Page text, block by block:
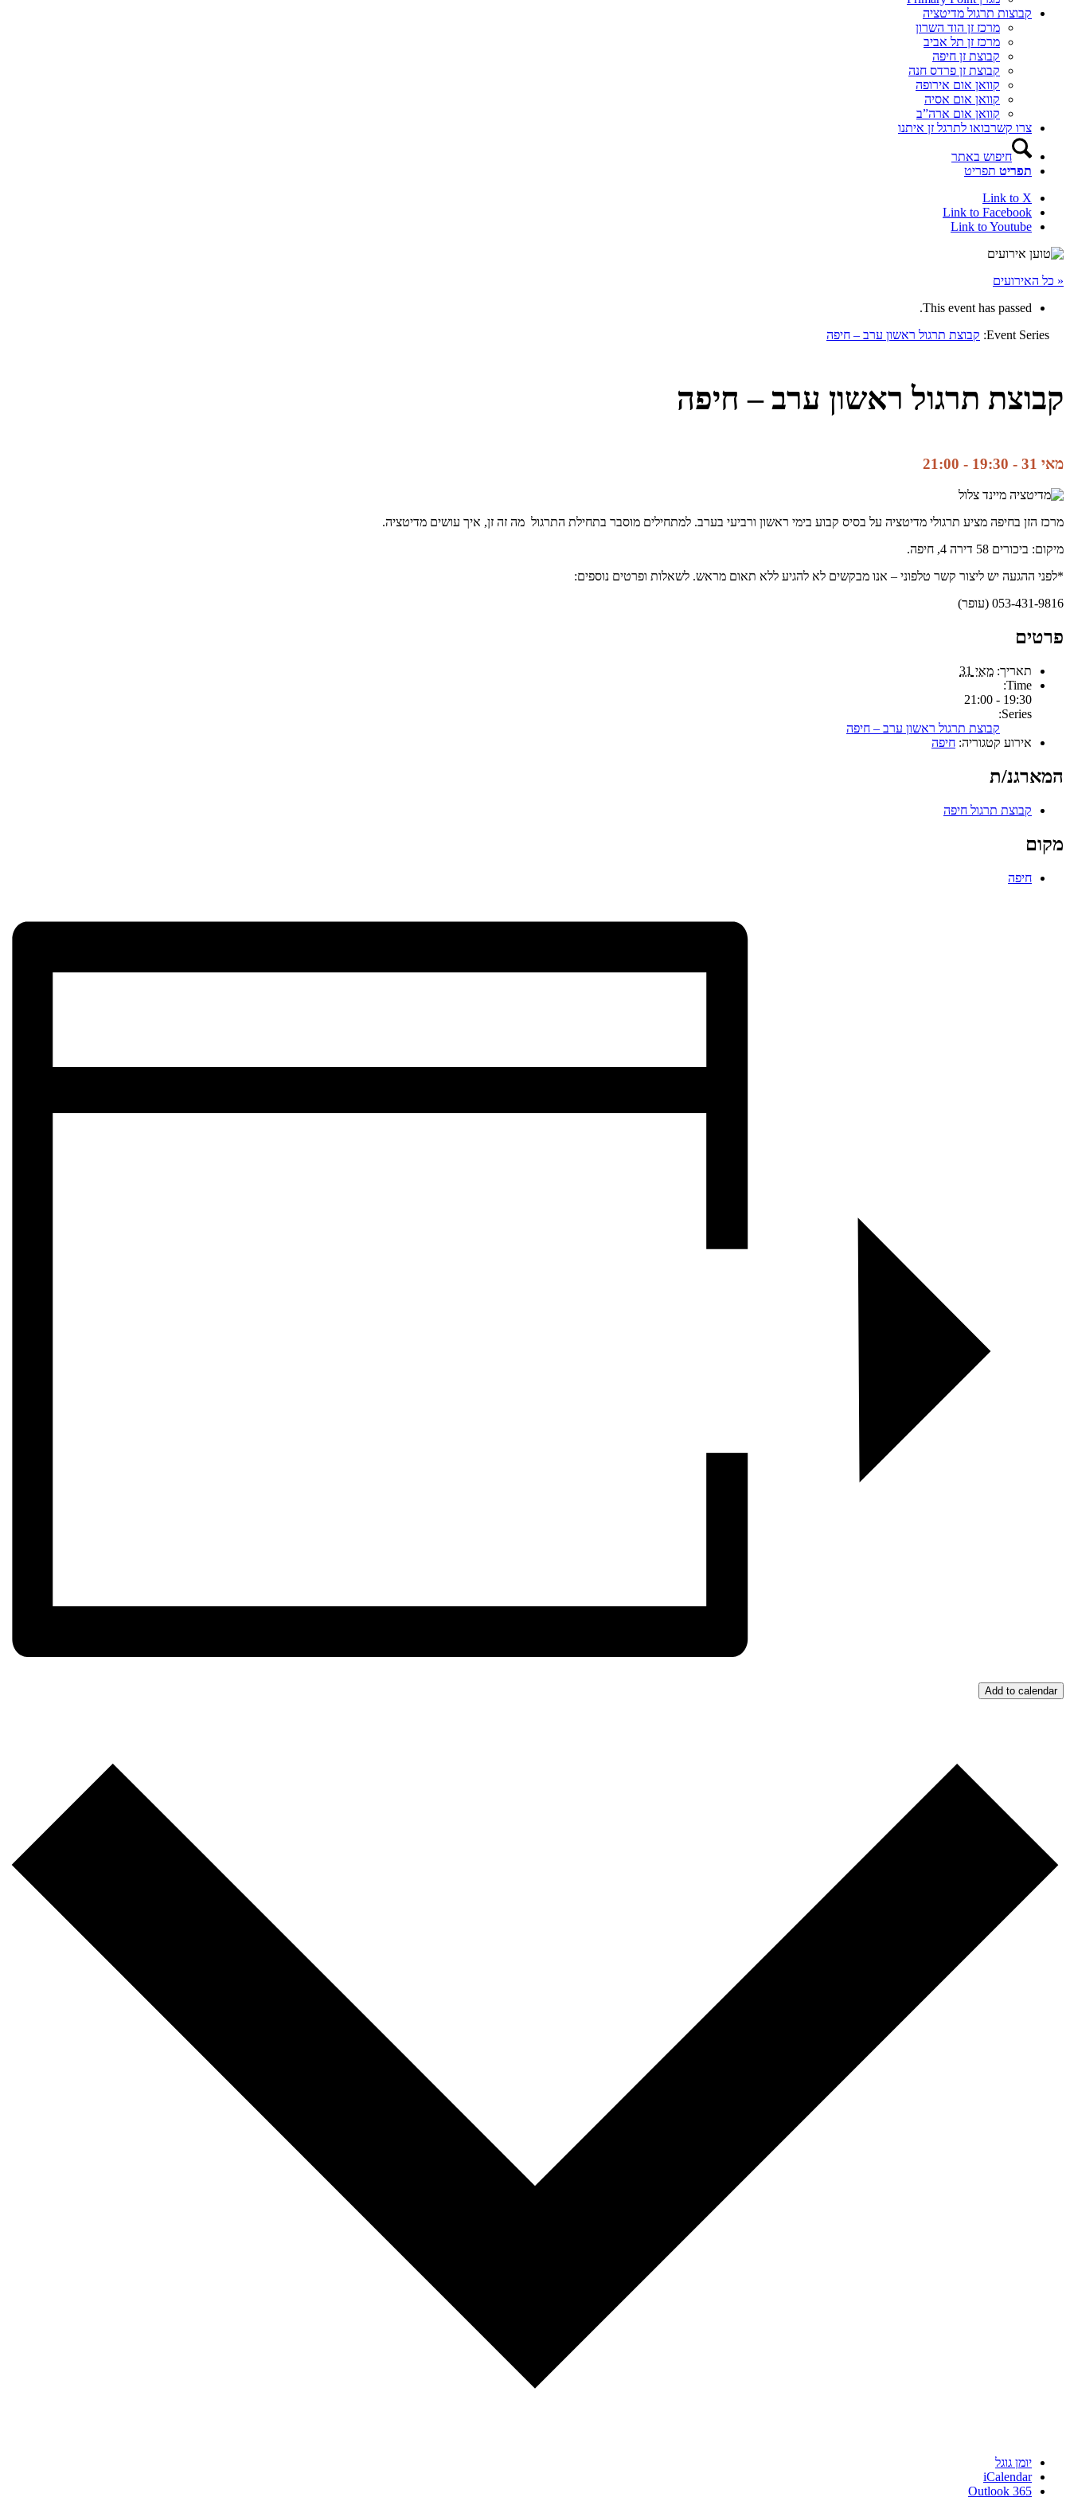
קבוצות תרגול מדיטציה
מרכז זן הוד השרון
מרכז זן תל אביב
קבוצת זן חיפה
קבוצת זן פרדס חנה
קוואן אום אירופה
קוואן אום אסיה
קוואן אום ארה”ב
צרו קשרבואו לתרגל זן איתנו
חיפוש באתר
תפריט תפריט
Link to X
Link to Facebook
Link to Youtube
« כל האירועים
This event has passed.
Event Series: קבוצת תרגול ראשון ערב – חיפה
קבוצת תרגול ראשון ערב – חיפה
מאי 31 - 19:30 -
21:00
מרכז הזן בחיפה מציע תרגולי מדיטציה על בסיס קבוע בימי ראשון ורביעי בערב. למתחילים מוסבר בתחילת התרגול מה זה זן, איך עושים מדיטציה.
מיקום: ביכורים 58 דירה 4, חיפה.
*לפני ההגעה יש ליצור קשר טלפוני – אנו מבקשים לא להגיע ללא תאום מראש. לשאלות ופרטים נוספים:
053-431-9816 (עופר)
פרטים
תאריך: מאי 31
Time:
19:30 - 21:00
Series:
קבוצת תרגול ראשון ערב – חיפה
אירוע קטגוריה: חיפה
המארגנ/ת
קבוצת תרגול חיפה
מקום
חיפה
Add to calendar
יומן גוגל
iCalendar
Outlook 365